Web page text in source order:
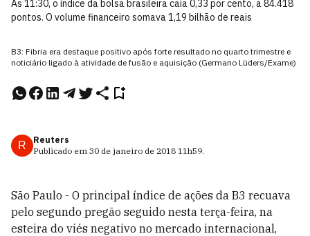
Às 11:30, o índice da bolsa brasileira caía 0,33 por cento, a 84.418
pontos. O volume financeiro somava 1,19 bilhão de reais
B3: Fibria era destaque positivo após forte resultado no quarto trimestre e
noticiário ligado à atividade de fusão e aquisição (Germano Lüders/Exame)
R
Reuters
Publicado em 30 de janeiro de 2018 11h59.
São Paulo - O principal índice de ações da B3 recuava
pelo segundo pregão seguido nesta terça-feira, na
esteira do viés negativo no mercado internacional,